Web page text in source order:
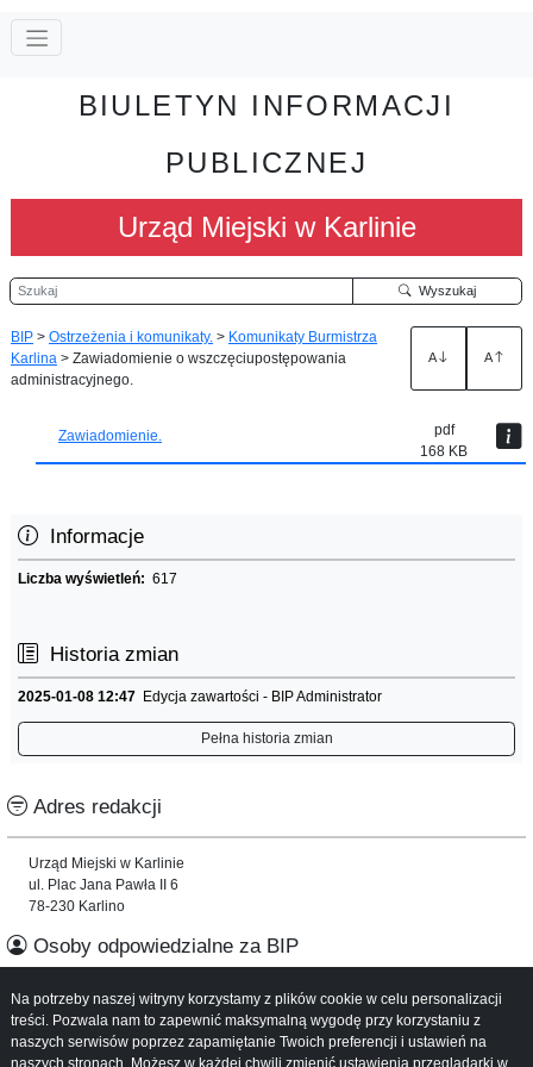
BIULETYN INFORMACJI
PUBLICZNEJ
Urząd Miejski w Karlinie
Szukaj Wyszukaj
BIP > Ostrzeżenia i komunikaty. > Komunikaty Burmistrza
Karlina > Zawiadomienie o wszczęciupostępowania
administracyjnego.
A A
Zawiadomienie.
pdf
168 KB
Informacje
Liczba wyświetleń: 617
Historia zmian
2025-01-08 12:47 Edycja zawartości - BIP Administrator
Pełna historia zmian
Adres redakcji
Urząd Miejski w Karlinie
ul. Plac Jana Pawła II 6
78-230 Karlino
Osoby odpowiedzialne za BIP
Informacje o serwisie
Mapa serwisu
Na potrzeby naszej witryny korzystamy z plików cookie w celu personalizacji
treści. Pozwala nam to zapewnić maksymalną wygodę przy korzystaniu z
naszych serwisów poprzez zapamiętanie Twoich preferencji i ustawień na
naszych stronach. Możesz w każdej chwili zmienić ustawienia przeglądarki w